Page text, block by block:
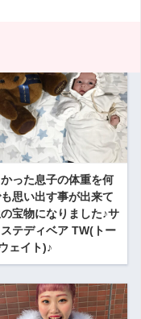
った息子の体重を何
思い出す事が出来て
宝物になりました♪サ
テディベア TW(トー
ェイト)♪